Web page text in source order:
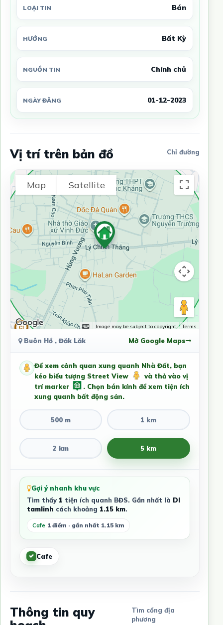
LOẠI TIN Bán
HƯỚNG Bất Kỳ
NGUỒN TIN Chính chủ
NGÀY ĐĂNG 01-12-2023
Vị trí trên bản đồ Chỉ đường
Map Satellite
Image may be subject to copyright Terms
Buôn Hồ , Đăk Lăk Mở Google Maps
Để xem cảnh quan xung quanh Nhà Đất, bạn
kéo biểu tượng Street View
và thả vào vị
trí marker
. Chọn bán kính để xem tiện ích
xung quanh bất động sản.
500 m 1 km
2 km 5 km
Gợi ý nhanh khu vực
Tìm thấy 1 tiện ích quanh BĐS. Gần nhất là Dl
tamlinh cách khoảng 1.15 km.
Cafe 1 điểm · gần nhất 1.15 km
Cafe
Thông tin quy
Tìm cổng địa
phương